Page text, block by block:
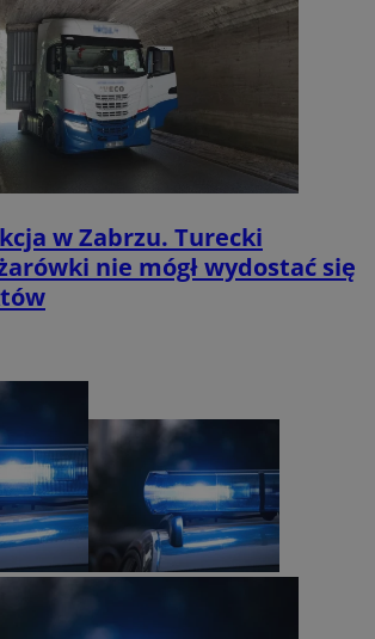
w Zabrzu. Turecki
nie mógł wydostać się